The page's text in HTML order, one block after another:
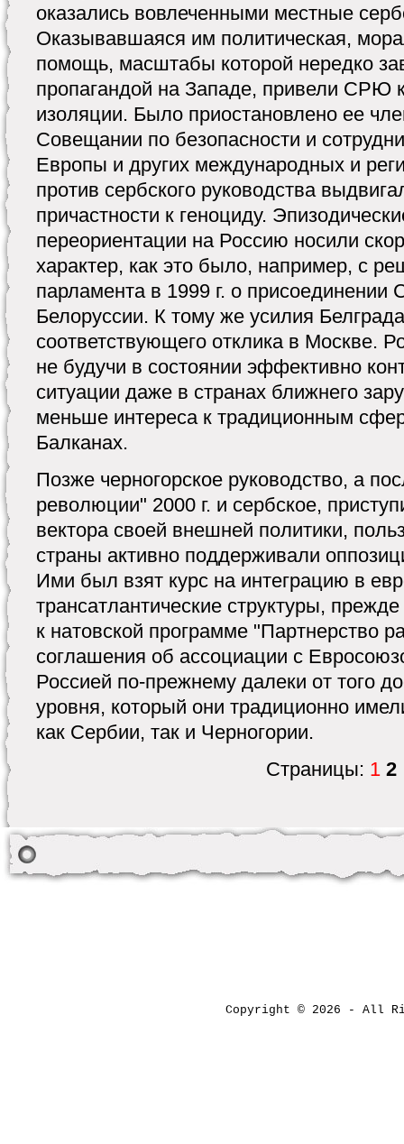
оказались вовлеченными местные
Оказывавшаяся им политическая,
помощь, масштабы которой нередко
пропагандой на Западе, привели СРЮ
изоляции. Было приостановлено ее
Совещании по безопасности и
Европы и других международных и
против сербского руководства
причастности к геноциду.
переориентации на Россию носили
характер, как это было, например, с
парламента в 1999 г. о
Белоруссии. К тому же усилия
соответствующего отклика в Москве.
не будучи в состоянии эффективно
ситуации даже в странах ближнего
меньше интереса к традиционным
Балканах.
Позже черногорское руководство, а
революции" 2000 г. и сербское,
вектора своей внешней политики,
страны активно поддерживали
Ими был взят курс на интеграцию в
трансатлантические структуры,
к натовской программе "Партнерство
соглашения об ассоциации с
Россией по-прежнему далеки от того
уровня, который они традиционно
как Сербии, так и Черногории.
Страницы: 1 2
Copyright © 2026 - All